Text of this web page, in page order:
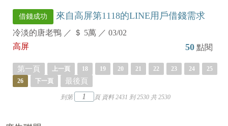
借錢成功 來自高屏第1118的LINE用戶借錢需求
冷淡的唐老鴨 ／ ＄ 5萬 ／ 03/02
高屏
50 點閱
第一頁 上一頁 18 19 20 21 22 23 24
25
26
下一頁 最後頁
到第 頁 資料 2431 到 2530 共 2530